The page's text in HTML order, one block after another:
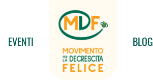
EVENTI BLOG